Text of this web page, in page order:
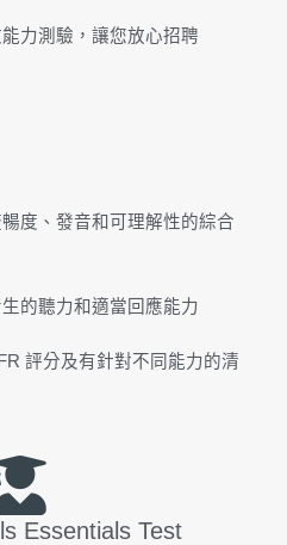
力測驗，讓您放心招聘
度、發音和可理解性的綜合
的聽力和適當回應能力
評分及有針對不同能力的清
Essentials Test